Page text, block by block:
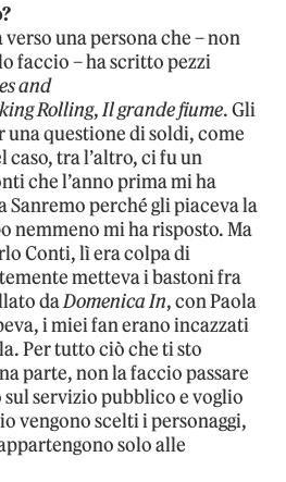
una persona che – non
faccio – ha scritto pezzi
and
Rolling,Il grande fiume. Gli
questione di soldi, come
caso, tra l’altro, ci fu un
che l’anno prima mi ha
Sanremo perché gli piaceva la
nemmeno mi ha risposto. Ma
Conti, lì era colpa di
metteva i bastoni fra
daDomenica In, con Paola
i miei fan erano incazzati
Per tutto ciò che ti sto
parte, non la faccio passare
sul servizio pubblico e voglio
vengono scelti i personaggi,
solo alle